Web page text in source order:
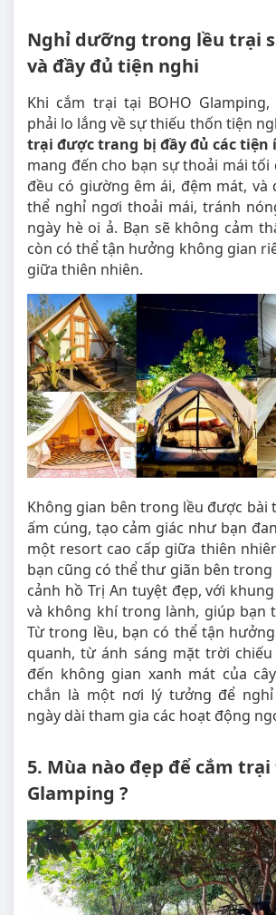
Nghỉ dưỡng trong lều trại
và đầy đủ tiện nghi
Khi cắm trại tại BOHO
phải lo lắng về sự thiếu thốn tiện
trại được trang bị đầy đủ các tiện
mang đến cho bạn sự thoải mái tối
đều có giường êm ái, đệm mát, và
thể nghỉ ngơi thoải mái, tránh
ngày hè oi ả. Bạn sẽ không cảm
còn có thể tận hưởng không gian
giữa thiên nhiên.
Không gian bên trong lều được bài
ấm cúng, tạo cảm giác như bạn
một resort cao cấp giữa thiên
bạn cũng có thể thư giãn bên trong
cảnh hồ Trị An tuyệt đẹp, với
và không khí trong lành, giúp bạn
Từ trong lều, bạn có thể tận
quanh, từ ánh sáng mặt trời
đến không gian xanh mát của
chắn là một nơi lý tưởng để
ngày dài tham gia các hoạt động
5. Mùa nào đẹp để cắm trại
Glamping ?